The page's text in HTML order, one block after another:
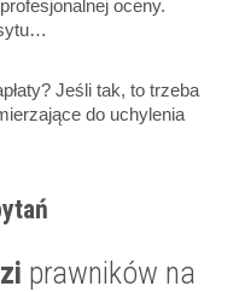
prawników na
oceny.
Jeśli tak, to trzeba
do uchylenia